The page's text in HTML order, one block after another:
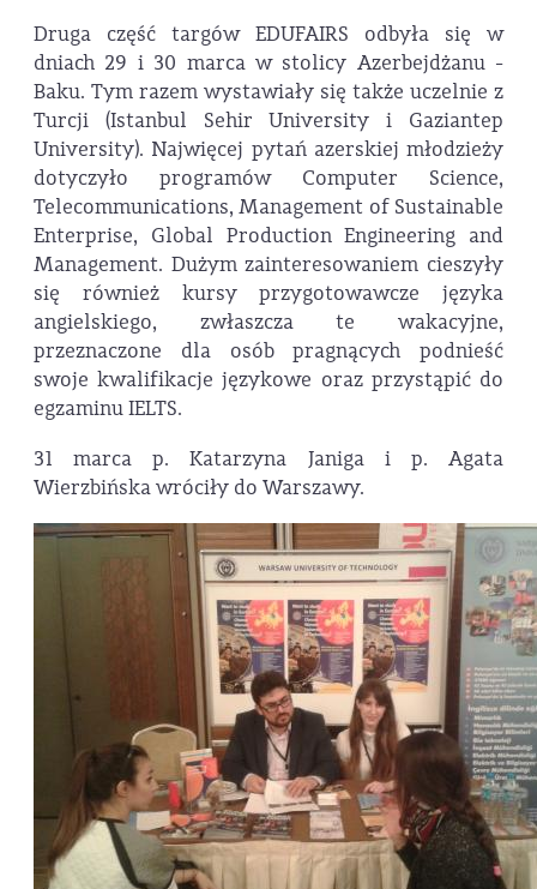
Druga część targów EDUFAIRS odbyła się w
dniach 29 i 30 marca w stolicy Azerbejdżanu -
Baku. Tym razem wystawiały się także uczelnie z
Turcji (Istanbul Sehir University i Gaziantep
University). Najwięcej pytań azerskiej młodzieży
dotyczyło programów Computer Science,
Telecommunications, Management of Sustainable
Enterprise, Global Production Engineering and
Management. Dużym zainteresowaniem cieszyły
się również kursy przygotowawcze języka
angielskiego, zwłaszcza te wakacyjne,
przeznaczone dla osób pragnących podnieść
swoje kwalifikacje językowe oraz przystąpić do
egzaminu IELTS.
31 marca p. Katarzyna Janiga i p. Agata
Wierzbińska wróciły do Warszawy.